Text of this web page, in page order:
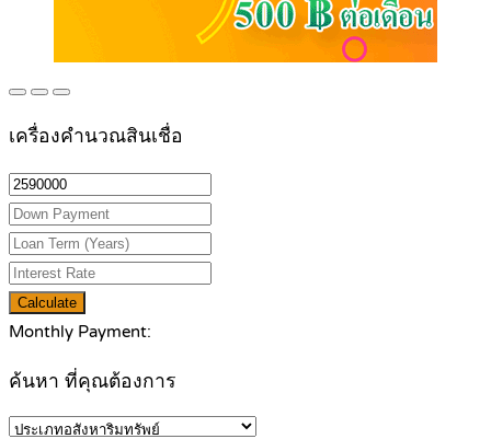
เครื่องคำนวณสินเชื่อ
Calculate
Monthly Payment:
ค้นหา ที่คุณต้องการ